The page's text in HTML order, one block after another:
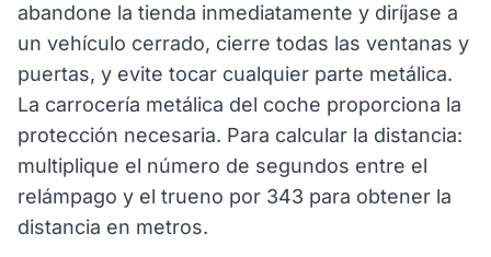
abandone la tienda inmediatamente y diríjase a
un vehículo cerrado, cierre todas las ventanas y
puertas, y evite tocar cualquier parte metálica.
La carrocería metálica del coche proporciona la
protección necesaria. Para calcular la distancia:
multiplique el número de segundos entre el
relámpago y el trueno por 343 para obtener la
distancia en metros.